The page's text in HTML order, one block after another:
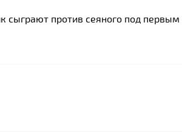
сыграют против сеяного под первым